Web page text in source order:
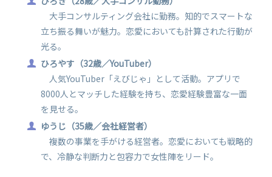
大手コンサルティング会社に勤務。知的でスマートな
立ち振る舞いが魅力。恋愛においても計算された行動が
光る。​
ひろやす（32歳／YouTuber）
人気YouTuber「えびじゃ」として活動。アプリで
8000人とマッチした経験を持ち、恋愛経験豊富な一面
を見せる。​
ゆうじ（35歳／会社経営者）
複数の事業を手がける経営者。恋愛においても戦略的
で、冷静な判断力と包容力で女性陣をリード。​